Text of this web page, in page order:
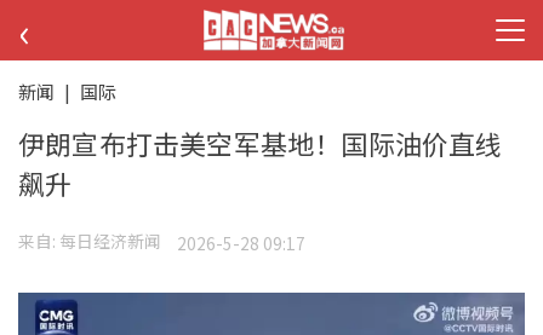
‹
新闻 | 国际
伊朗宣布打击美空军基地！国际油价直线
飙升
来自: 每日经济新闻 2026-5-28 09:17